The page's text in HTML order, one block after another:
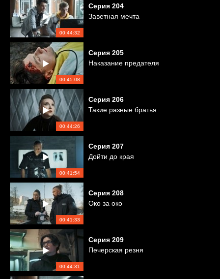
00:44:32
Серия 204
Заветная мечта
00:45:08
Серия 205
Наказание предателя
00:44:26
Серия 206
Такие разные братья
00:41:54
Серия 207
Дойти до края
00:41:33
Серия 208
Око за око
00:44:31
Серия 209
Печерская резня